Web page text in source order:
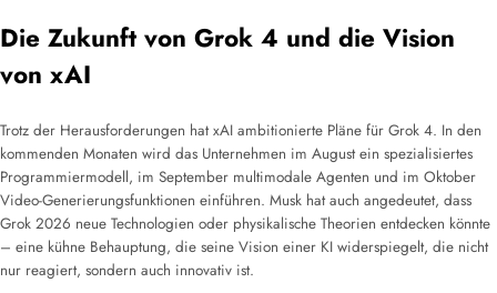
Die Zukunft von Grok 4 und die Vision
von xAI
Trotz der Herausforderungen hat xAI ambitionierte Pläne für Grok 4. In den
kommenden Monaten wird das Unternehmen im August ein spezialisiertes
Programmiermodell, im September multimodale Agenten und im Oktober
Video-Generierungsfunktionen einführen. Musk hat auch angedeutet, dass
Grok 2026 neue Technologien oder physikalische Theorien entdecken könnte
– eine kühne Behauptung, die seine Vision einer KI widerspiegelt, die nicht
nur reagiert, sondern auch innovativ ist.